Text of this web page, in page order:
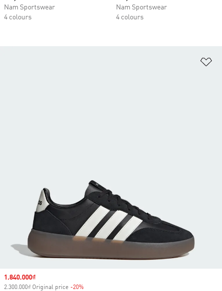
Nam Sportswear
4 colours
Nam Sportswear
4 colours
Sale price
1.840.000₫
2.300.000₫ Original price -20%